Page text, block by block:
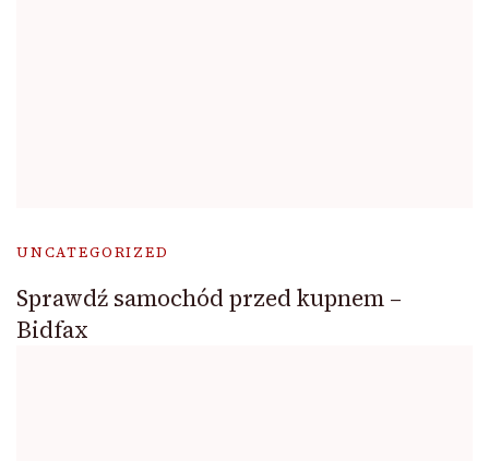
UNCATEGORIZED
Sprawdź samochód przed kupnem –
Bidfax